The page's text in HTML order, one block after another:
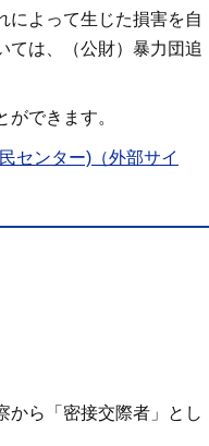
によって生じた損害を自
ては、（公財）暴力団追
できます。
センター)（外部サイ
から「密接交際者」とし